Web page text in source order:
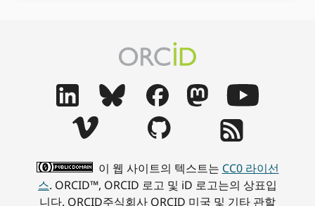
이 웹 사이트의 텍스트는 CC0 라이선
스. ORCID™, ORCID 로고 및 iD 로고는의 상표입
니다. ORCID주식회사 ORCID 미국 및 기타 관할